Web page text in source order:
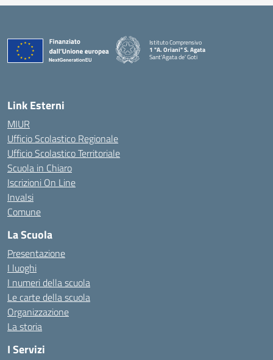
Istituto Comprensivo
1 "A. Oriani" S. Agata
Sant'Agata de' Goti
— Visita la pagina iniziale della scuola
Link Esterni
MIUR
Ufficio Scolastico Regionale
Ufficio Scolastico Territoriale
Scuola in Chiaro
Iscrizioni On Line
Invalsi
Comune
La Scuola
Presentazione
I luoghi
I numeri della scuola
Le carte della scuola
Organizzazione
La storia
I Servizi